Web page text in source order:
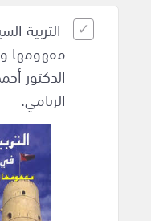
التربية
مفهومها و
الدكتور
الريامي.